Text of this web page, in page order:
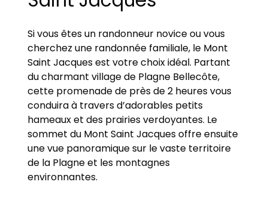
Si vous êtes un randonneur novice ou vous
cherchez une randonnée familiale, le Mont
Saint Jacques est votre choix idéal. Partant
du charmant village de Plagne Bellecôte,
cette promenade de près de 2 heures vous
conduira à travers d’adorables petits
hameaux et des prairies verdoyantes. Le
sommet du Mont Saint Jacques offre ensuite
une vue panoramique sur le vaste territoire
de la Plagne et les montagnes
environnantes.